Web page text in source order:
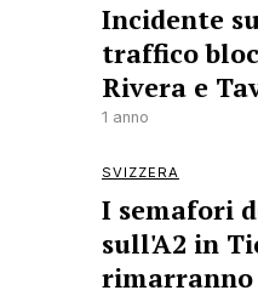
Incidente
traffico
Rivera e
1 anno
SVIZZERA
I semafori
sull'A2 in